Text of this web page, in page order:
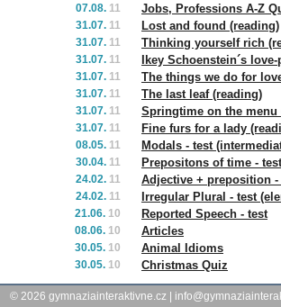
07.08. 11 Jobs, Professions A-Z
31.07. 11 Lost and found (reading)
31.07. 11 Thinking yourself rich
31.07. 11 Ikey Schoenstein´s
31.07. 11 The things we do for
31.07. 11 The last leaf (reading)
31.07. 11 Springtime on the menu
31.07. 11 Fine furs for a lady
08.05. 11 Modals - test
30.04. 11 Prepositons of time -
24.02. 11 Adjective + preposition -
24.02. 11 Irregular Plural - test
21.06. 10 Reported Speech - test
08.06. 10 Articles
30.05. 10 Animal Idioms
30.05. 10 Christmas Quiz
© 2026 gymnaziainteraktivne.cz